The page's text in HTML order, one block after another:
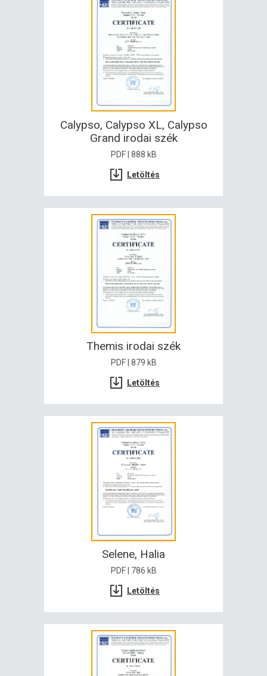
Calypso, Calypso XL, Calypso
Grand irodai szék
PDF | 888 kB
Letöltés
Themis irodai szék
PDF | 879 kB
Letöltés
Selene, Halia
PDF | 786 kB
Letöltés